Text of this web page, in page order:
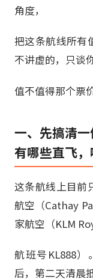
角度，
把这条航线所有
不讲虚的，只谈
值不值得那个票价
一、先搞清
有哪些直飞
这条航线上目前
航空（Cathay
家航空（KLM
航班号KL888
后，第二天清晨